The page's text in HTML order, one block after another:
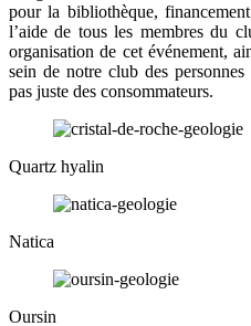
pour la bibliothèque,
l’aide de tous les membres du
organisation de cet événement,
sein de notre club des
pas juste des consommateurs.
Quartz hyalin
Natica
Oursin